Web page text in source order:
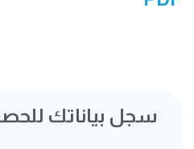
سجل بياناتك